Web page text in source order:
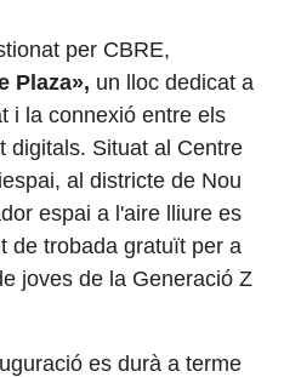
per CBRE,
Plaza», un lloc dedicat a
i la connexió entre els
digitals. Situat al Centre
al districte de Nou
espai a l'aire lliure es
de trobada gratuït per a
joves de la Generació Z
es durà a terme